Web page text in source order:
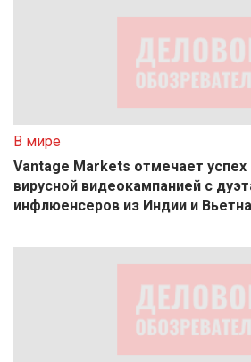
В мире
Vantage Markets отмечает успех
вирусной видеокампанией с
инфлюенсеров из Индии и